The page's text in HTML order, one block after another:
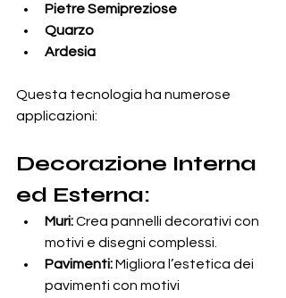
Pietre Semipreziose
Quarzo
Ardesia
Questa tecnologia ha numerose
applicazioni:
Decorazione Interna
ed Esterna:
Muri: Crea pannelli decorativi con
motivi e disegni complessi.
Pavimenti: Migliora l’estetica dei
pavimenti con motivi